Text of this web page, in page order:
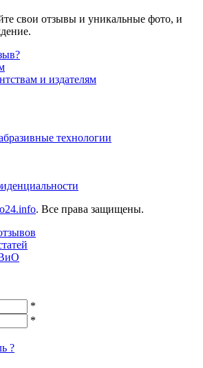
свои отзывы и уникальные фото, и
и издателям
технологии
. Все права защищены.
*
*
?